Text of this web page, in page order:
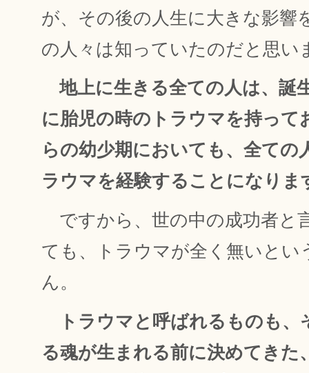
が、その後の人生に大きな影響
の人々は知っていたのだと思い
地上に生きる全ての人は、誕
に胎児の時のトラウマを持って
らの幼少期においても、全ての
ラウマを経験することになりま
ですから、世の中の成功者と
ても、トラウマが全く無いとい
ん。
トラウマと呼ばれるものも
る魂が生まれる前に決めてきた